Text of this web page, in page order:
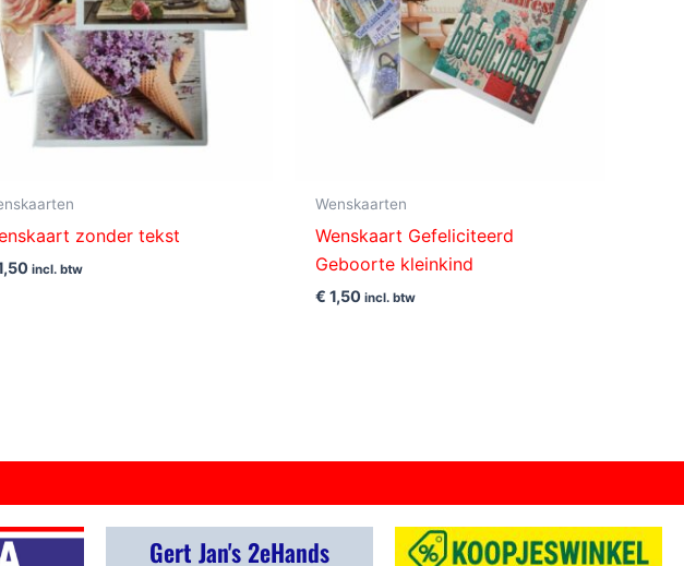
zonder tekst
incl. btw
Wenskaarten
Wenskaart Gefeliciteerd
Geboorte kleinkind
€ 1,50 incl. btw
Gert Jan's 2eHands